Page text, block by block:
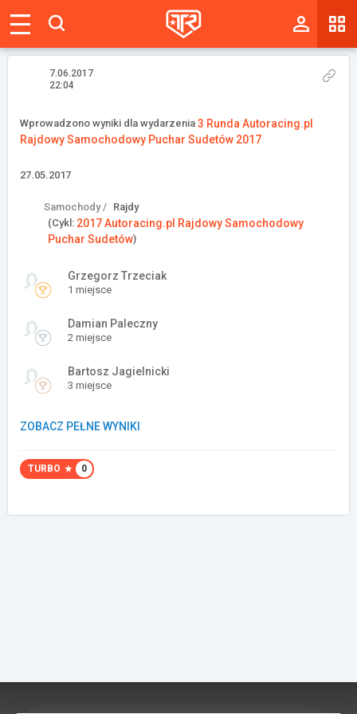
Tablica
Blogi
Galerie
Wydarzenia
Ranking
Zaloguj się
Załóż konto
7.06.2017
22:04
Wprowadzono wyniki dla wydarzenia 3 Runda Autoracing.pl
Rajdowy Samochodowy Puchar Sudetów 2017
27.05.2017
Samochody / Rajdy
(Cykl: 2017 Autoracing.pl Rajdowy Samochodowy
Puchar Sudetów)
Grzegorz Trzeciak
1 miejsce
Damian Paleczny
2 miejsce
Bartosz Jagielnicki
3 miejsce
ZOBACZ PEŁNE WYNIKI
TURBO 0